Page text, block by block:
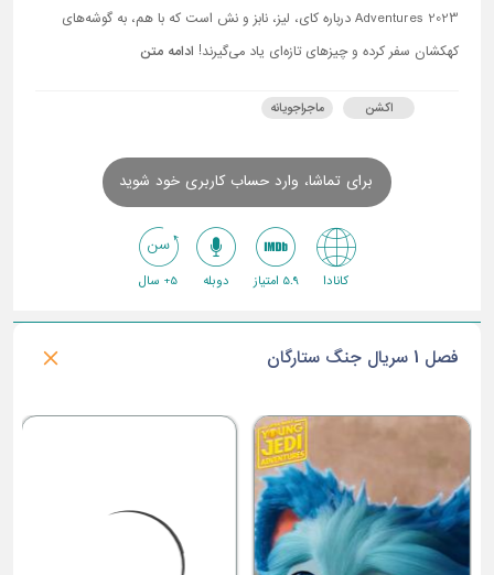
Adventures 2023 درباره کای، لیز، نابز و نش است که با هم، به گوشه‌های
کهکشان سفر کرده و چیزهای تازه‌ای یاد می‌گیرند! ادامه متن
اکشن ماجراجویانه
برای تماشا، وارد حساب کاربری خود شوید
کانادا 5.9 امتیاز دوبله 5+ سال
فصل 1 سریال جنگ ستارگان